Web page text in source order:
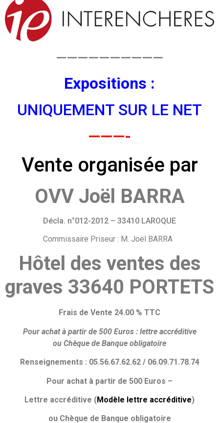
——————————
Expositions :
UNIQUEMENT SUR LE NET
———-
Vente organisée par
OVV Joël BARRA
Décla. n°012-2012 – 33410 LAROQUE
Commissaire Priseur : M. Joël BARRA
Hôtel des ventes des
graves 33640 PORTETS
Frais de Vente 24.00 % TTC
Pour achat à partir de 500 Euros : lettre accréditive
ou Chèque de Banque obligatoire
Renseignements : 05.56.67.62.62 / 06.09.71.78.74
Pour achat à partir de 500 Euros –
Lettre accréditive (Modèle lettre accréditive)
ou Chèque de Banque obligatoire